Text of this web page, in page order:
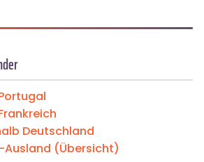
Deutschland
Ausland (Übersicht)